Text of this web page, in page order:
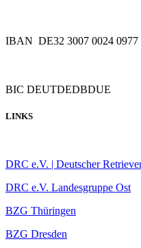
IBAN DE32 3007 0024 0977
BIC DEUTDEDBDUE
LINKS
DRC e.V. | Deutscher
DRC e.V. Landesgruppe Ost
BZG Thüringen
BZG Dresden